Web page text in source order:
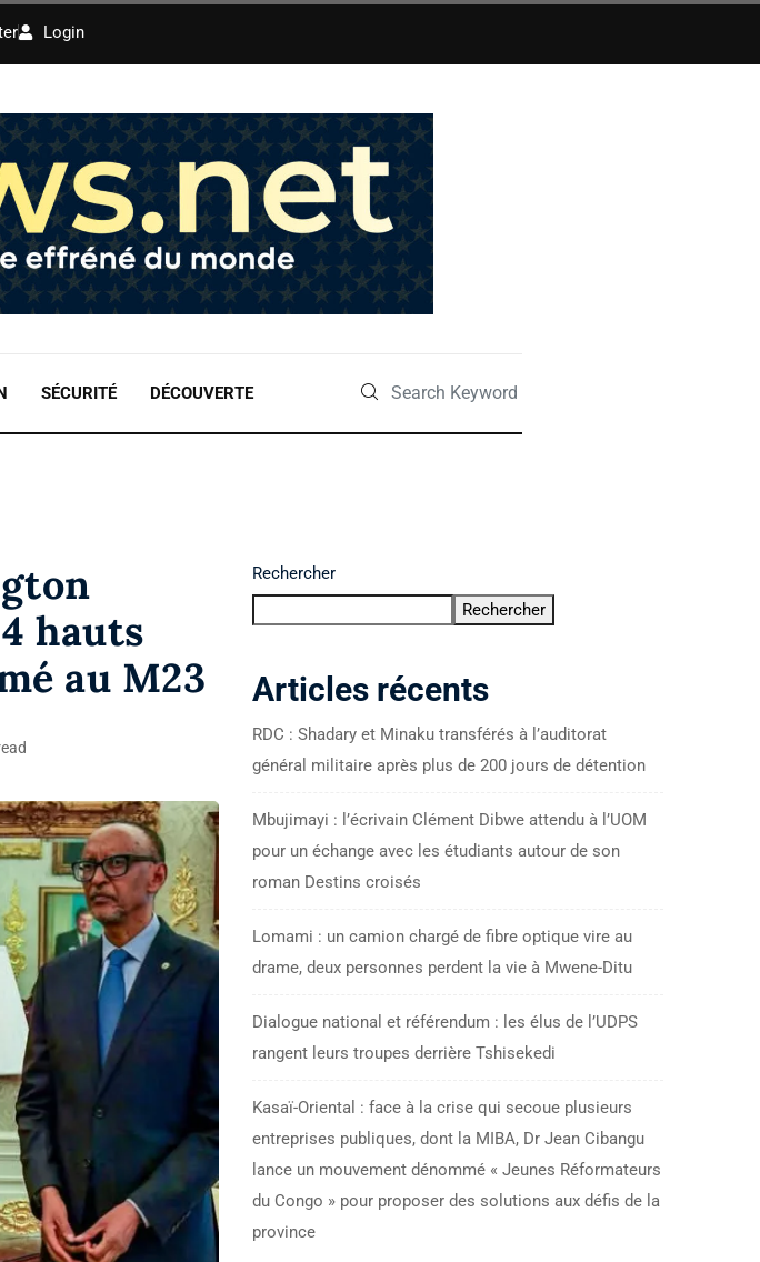
Login
SÉCURITÉ DÉCOUVERTE
hauts
au M23
Rechercher
Rechercher
Articles récents
RDC : Shadary et Minaku transférés à l’auditorat
général militaire après plus de 200 jours de détention
Mbujimayi : l’écrivain Clément Dibwe attendu à l’UOM
pour un échange avec les étudiants autour de son
roman Destins croisés
Lomami : un camion chargé de fibre optique vire au
drame, deux personnes perdent la vie à Mwene-Ditu
Dialogue national et référendum : les élus de l’UDPS
rangent leurs troupes derrière Tshisekedi
Kasaï-Oriental : face à la crise qui secoue plusieurs
entreprises publiques, dont la MIBA, Dr Jean Cibangu
lance un mouvement dénommé « Jeunes Réformateurs
du Congo » pour proposer des solutions aux défis de la
province